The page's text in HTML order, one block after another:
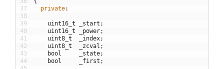
37
38
39
40
41
42
43
44
private:
uint16 t _start ;
uint16 t _power;
uint8 t _index;
uint8 t _zcval ;
bool
_state;
bool
_first ;